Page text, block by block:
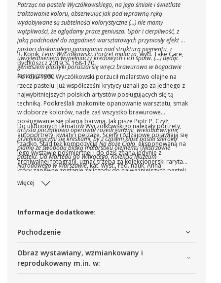
Patrząc na pastele Wyczółkowskiego, na jego śmiałe i świetliste
traktowanie koloru, obserwując jak pod wprawną ręką
wydobywane są subtelności kolorystyczne (...) nie mamy
wątpliwości, że oglądamy prace geniusza. Upór i cierpliwość, z
jaką podchodził do zagadnień warsztatowych przyniosły efekt w
postaci doskonałego panowania nad strukturą pigmentu, z
uwzględnieniem wypełniaczy kredowych i ich spoiw. (...) Będąc
geniuszem plastyki poruszał się wręcz brawurowo w bogactwie
tematycznym.
R. Konik,Leon Wyczółkowski. Portret malarza, wyd. Take Care,
Bydgoszcz 2019, s. 168-170.
Po roku 1900 Wyczółkowski porzucił malarstwo olejne na
rzecz pastelu. Już współcześni krytycy uznali go za jednego z
najwybitniejszych polskich artystów posługujących się tą
techniką. Podkreślali znakomite opanowanie warsztatu, smak
w doborze kolorów, nade zaś wszystko brawurowe
posługiwanie się plamą barwną. Jak pisze Piotr P. Czyż,
artysta początkowo operował rozedrganymi, wielobarwnymi,
przenikającymi się kreskami, by z czasem kłaść pastel szeroką
plamą ze swobodą bliską malarstwu olejnemu(Mistrzowie
pastelu. Od Marteau do Witkacego. Kolekcja Muzeum
Narodowego w Warszawie, kat. wyst., red. nauk. Anna
s. 458).
Do ulubionych tematów Wyczółkowskigo należały portrety,
autoportrety, kwiaty i pejzaże. Sceny rodzajowe pojawiają się
rzadko. Stąd też kompozycjęNa Boże Ciało, eksponowaną na
jego wystawie pośmiertnej i do dziś znaną jedynie z
archiwalnej fotografii, uznać trzeba za kolekcjonerski rarytas,
który zapewne zostanie zaliczony do najważniejszych pasteli
mistrza tej techniki.
więcej
Informacje dodatkowe:
Pochodzenie
Obraz wystawiany, wzmiankowany i
reprodukowany m.in. w: